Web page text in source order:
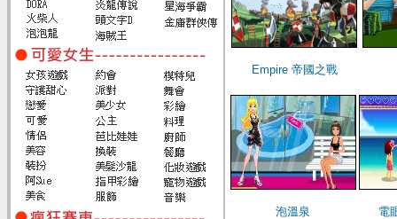
Empire 帝國之戰
泡溫泉 電